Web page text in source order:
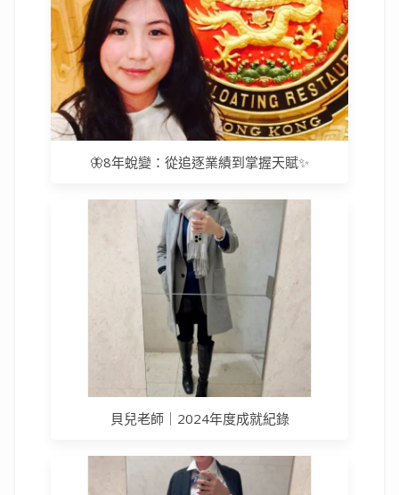
🦋8年蛻變：從追逐業績到掌握天賦✨
貝兒老師｜2024年度成就紀錄